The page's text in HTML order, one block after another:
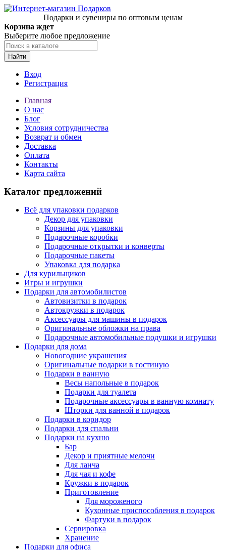
Подарки и сувениры по оптовым ценам
Корзина ждет
Выберите любое предложение
Найти
Вход
Регистрация
Главная
О нас
Блог
Условия сотрудничества
Возврат и обмен
Доставка
Оплата
Контакты
Карта сайта
Каталог предложений
Всё для упаковки подарков
Декор для упаковки
Корзины для упаковки
Подарочные коробки
Подарочные открытки и конверты
Подарочные пакеты
Упаковка для подарка
Для курильщиков
Игры и игрушки
Подарки для автомобилистов
Автовизитки в подарок
Автокружки в подарок
Аксессуары для машины в подарок
Оригинальные обложки на права
Подарочные автомобильные подушки и игрушки
Подарки для дома
Новогодние украшения
Оригинальные подарки в гостиную
Подарки в ванную
Весы напольные в подарок
Подарки для туалета
Подарочные аксессуары в ванную комнату
Шторки для ванной в подарок
Подарки в коридор
Подарки для спальни
Подарки на кухню
Бар
Декор и приятные мелочи
Для ланча
Для чая и кофе
Кружки в подарок
Приготовление
Для мороженого
Кухонные приспособления в подарок
Фартуки в подарок
Сервировка
Хранение
Подарки для офиса